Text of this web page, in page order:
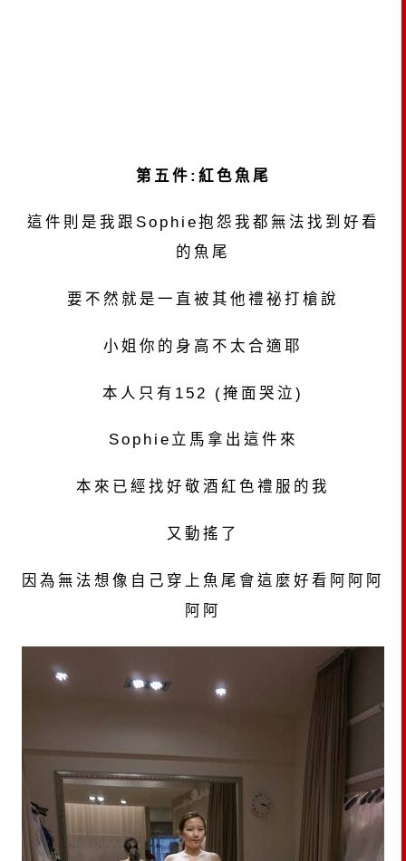
第五件:紅色魚尾
這件則是我跟Sophie抱怨我都無法找到好看
的魚尾
要不然就是一直被其他禮祕打槍說
小姐你的身高不太合適耶
本人只有152 (掩面哭泣)
Sophie立馬拿出這件來
本來已經找好敬酒紅色禮服的我
又動搖了
因為無法想像自己穿上魚尾會這麼好看阿阿阿
阿阿